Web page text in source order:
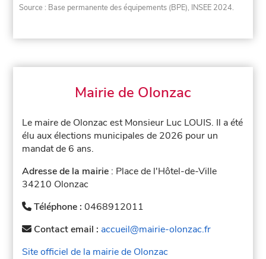
Source : Base permanente des équipements (BPE), INSEE 2024.
Mairie de Olonzac
Le maire de Olonzac est Monsieur Luc LOUIS. Il a été
élu aux élections municipales de 2026 pour un
mandat de 6 ans.
Adresse de la mairie : Place de l'Hôtel-de-Ville
34210 Olonzac
Téléphone :0468912011
Contact email : accueil@mairie-olonzac.fr
Site officiel de la mairie de Olonzac